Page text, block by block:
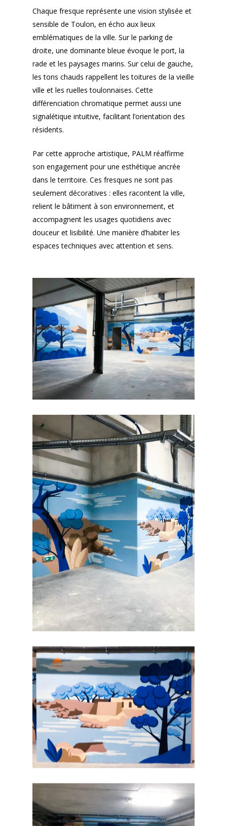
Chaque fresque représente une vision stylisée et
sensible de Toulon, en écho aux lieux
emblématiques de la ville. Sur le parking de
droite, une dominante bleue évoque le port, la
rade et les paysages marins. Sur celui de gauche,
les tons chauds rappellent les toitures de la vieille
ville et les ruelles toulonnaises. Cette
différenciation chromatique permet aussi une
signalétique intuitive, facilitant l’orientation des
résidents.
Par cette approche artistique, PALM réaffirme
son engagement pour une esthétique ancrée
dans le territoire. Ces fresques ne sont pas
seulement décoratives : elles racontent la ville,
relient le bâtiment à son environnement, et
accompagnent les usages quotidiens avec
douceur et lisibilité. Une manière d’habiter les
espaces techniques avec attention et sens.